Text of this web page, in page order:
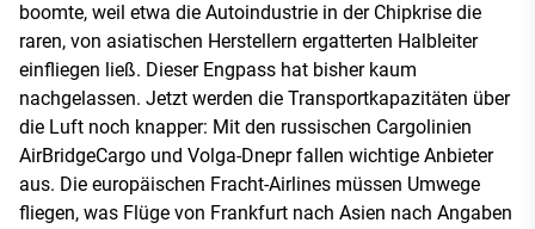
boomte, weil etwa die Autoindustrie in der Chipkrise die
raren, von asiatischen Herstellern ergatterten Halbleiter
einfliegen ließ. Dieser Engpass hat bisher kaum
nachgelassen. Jetzt werden die Transportkapazitäten über
die Luft noch knapper: Mit den russischen Cargolinien
AirBridgeCargo und Volga-Dnepr fallen wichtige Anbieter
aus. Die europäischen Fracht-Airlines müssen Umwege
fliegen, was Flüge von Frankfurt nach Asien nach Angaben